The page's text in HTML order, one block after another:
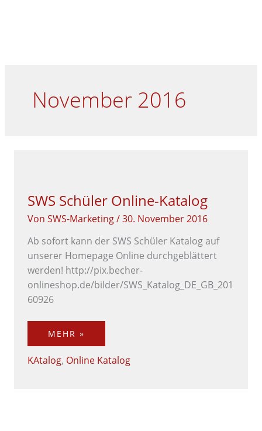
November 2016
SWS Schüler Online-Katalog
VonSWS-Marketing/30. November 2016
Ab sofort kann der SWS Schüler Katalog auf
unserer Homepage Online durchgeblättert
werden! http://pix.becher-
onlineshop.de/bilder/SWS_Katalog_DE_GB_201
60926
MEHR »
KAtalog, Online Katalog